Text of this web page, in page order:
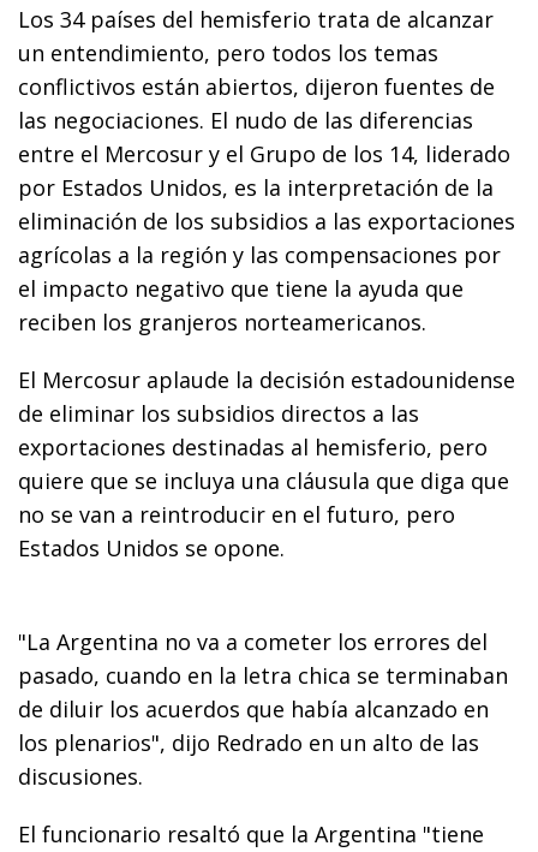
Los 34 países del hemisferio trata de alcanzar
un entendimiento, pero todos los temas
conflictivos están abiertos, dijeron fuentes de
las negociaciones. El nudo de las diferencias
entre el Mercosur y el Grupo de los 14, liderado
por Estados Unidos, es la interpretación de la
eliminación de los subsidios a las exportaciones
agrícolas a la región y las compensaciones por
el impacto negativo que tiene la ayuda que
reciben los granjeros norteamericanos.
El Mercosur aplaude la decisión estadounidense
de eliminar los subsidios directos a las
exportaciones destinadas al hemisferio, pero
quiere que se incluya una cláusula que diga que
no se van a reintroducir en el futuro, pero
Estados Unidos se opone.
"La Argentina no va a cometer los errores del
pasado, cuando en la letra chica se terminaban
de diluir los acuerdos que había alcanzado en
los plenarios", dijo Redrado en un alto de las
discusiones.
El funcionario resaltó que la Argentina "tiene